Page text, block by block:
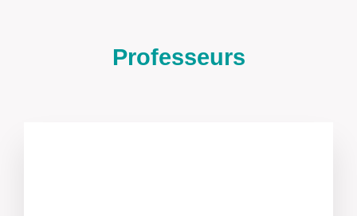
Professeurs